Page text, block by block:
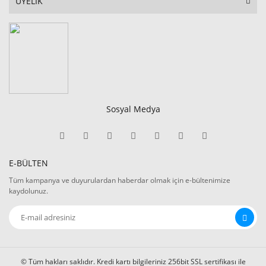
Sosyal Medya
E-BÜLTEN
Tüm kampanya ve duyurulardan haberdar olmak için e-bültenimize
kaydolunuz.
© Tüm hakları saklıdır. Kredi kartı bilgileriniz 256bit SSL sertifikası ile